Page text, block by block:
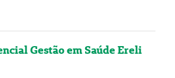
Gestão em Saúde Ereli